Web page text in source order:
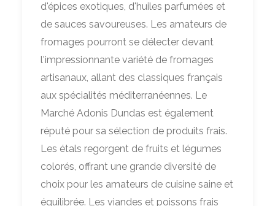
d'épices exotiques, d'huiles parfumées et
de sauces savoureuses. Les amateurs de
fromages pourront se délecter devant
l'impressionnante variété de fromages
artisanaux, allant des classiques français
aux spécialités méditerranéennes. Le
Marché Adonis Dundas est également
réputé pour sa sélection de produits frais.
Les étals regorgent de fruits et légumes
colorés, offrant une grande diversité de
choix pour les amateurs de cuisine saine et
équilibrée. Les viandes et poissons frais